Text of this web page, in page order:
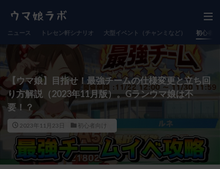
ニュース トレセン軒シナリオ 大型イベント（チャンミなど） 初心者
【ウマ娘】目指せ！最強チームの仕様変更と立ち回
り方解説（2023年11月版）。Gランウマ娘は不
要！？
2023年11月23日 初心者向け